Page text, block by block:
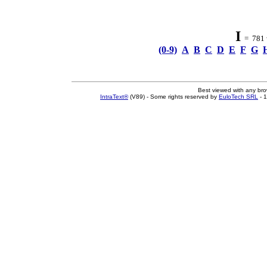
I = 781
(0-9) A B C D E F G
Best viewed with any
IntraText®(V89) - Some rights reserved by EuloTech SRL -